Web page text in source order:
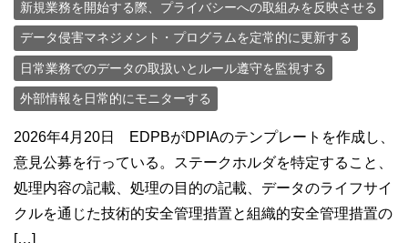
新規業務を開始する際、プライバシーへの取組みを反映させる
データ侵害マネジメント・プログラムを定常的に更新する
日常業務でのデータの取扱いとルール遵守を監視する
外部情報を日常的にモニターする
2026年4月20日 EDPBがDPIAのテンプレートを作成し、
意見公募を行っている。ステークホルダを特定すること、
処理内容の記載、処理の目的の記載、データのライフサイ
クルを通じた技術的安全管理措置と組織的安全管理措置の
[…]